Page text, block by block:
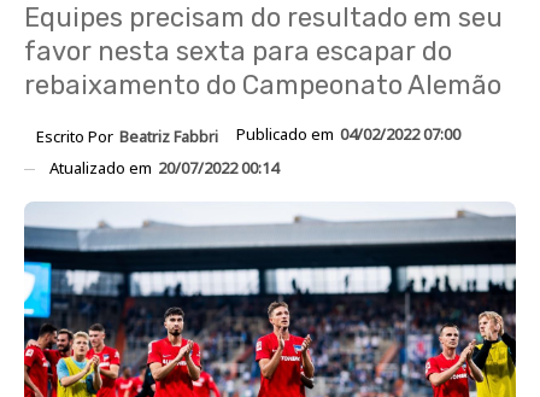
Equipes precisam do resultado em seu
favor nesta sexta para escapar do
rebaixamento do Campeonato Alemão
Escrito Por Beatriz Fabbri Publicado em 04/02/2022 07:00
Atualizado em 20/07/2022 00:14